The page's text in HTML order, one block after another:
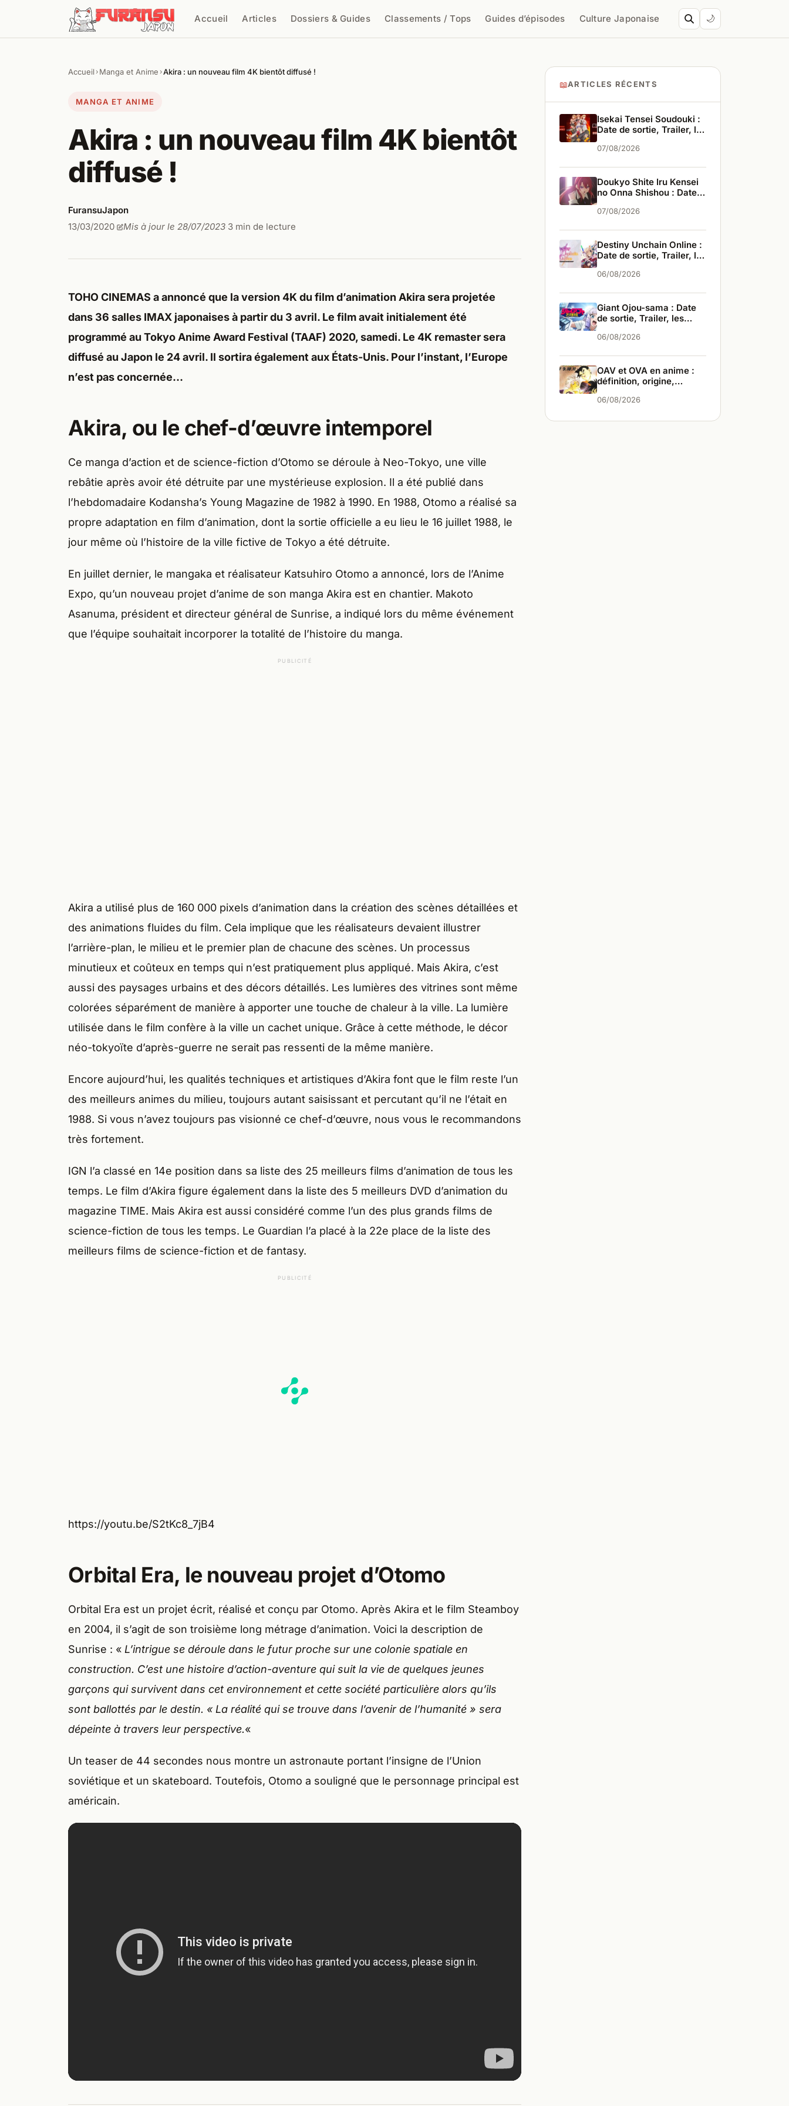
Aller au contenu
Accueil Articles Dossiers & Guides Classements / Tops Guides d’épisodes Culture Japonaise 🌙
Chercher
Accueil › Manga et Anime ›Akira : un nouveau film 4K bientôt diffusé !
MANGA ET ANIME
Akira : un nouveau film 4K bientôt
diffusé !
FuransuJapon
13/03/2020· Mis à jour le 28/07/2023·3 min de lecture
TOHO CINEMAS a annoncé que la version 4K du film d’animation Akira sera projetée
dans 36 salles IMAX japonaises à partir du 3 avril. Le film avait initialement été
programmé au Tokyo Anime Award Festival (TAAF) 2020, samedi. Le 4K remaster sera
diffusé au Japon le 24 avril. Il sortira également aux États-Unis. Pour l’instant, l’Europe
n’est pas concernée…
Akira, ou le chef-d’œuvre intemporel
Ce manga d’action et de science-fiction d’Otomo se déroule à Neo-Tokyo, une ville
rebâtie après avoir été détruite par une mystérieuse explosion. Il a été publié dans
l’hebdomadaire Kodansha’s Young Magazine de 1982 à 1990. En 1988, Otomo a réalisé sa
propre adaptation en film d’animation, dont la sortie officielle a eu lieu le 16 juillet 1988, le
jour même où l’histoire de la ville fictive de Tokyo a été détruite.
En juillet dernier, le mangaka et réalisateur Katsuhiro Otomo a annoncé, lors de l’Anime
Expo, qu’un nouveau projet d’anime de son manga Akira est en chantier. Makoto
Asanuma, président et directeur général de Sunrise, a indiqué lors du même événement
que l’équipe souhaitait incorporer la totalité de l’histoire du manga.
PUBLICITÉ
Akira a utilisé plus de 160 000 pixels d’animation dans la création des scènes détaillées et
des animations fluides du film. Cela implique que les réalisateurs devaient illustrer
l’arrière-plan, le milieu et le premier plan de chacune des scènes. Un processus
minutieux et coûteux en temps qui n’est pratiquement plus appliqué. Mais Akira, c’est
aussi des paysages urbains et des décors détaillés. Les lumières des vitrines sont même
colorées séparément de manière à apporter une touche de chaleur à la ville. La lumière
utilisée dans le film confère à la ville un cachet unique. Grâce à cette méthode, le décor
néo-tokyoïte d’après-guerre ne serait pas ressenti de la même manière.
Encore aujourd’hui, les qualités techniques et artistiques d’Akira font que le film reste l’un
des meilleurs animes du milieu, toujours autant saisissant et percutant qu’il ne l’était en
1988. Si vous n’avez toujours pas visionné ce chef-d’œuvre, nous vous le recommandons
très fortement.
IGN l’a classé en 14e position dans sa liste des 25 meilleurs films d’animation de tous les
temps. Le film d’Akira figure également dans la liste des 5 meilleurs DVD d’animation du
magazine TIME. Mais Akira est aussi considéré comme l’un des plus grands films de
science-fiction de tous les temps. Le Guardian l’a placé à la 22e place de la liste des
meilleurs films de science-fiction et de fantasy.
PUBLICITÉ
https://youtu.be/S2tKc8_7jB4
Orbital Era, le nouveau projet d’Otomo
Orbital Era est un projet écrit, réalisé et conçu par Otomo. Après Akira et le film Steamboy
en 2004, il s’agit de son troisième long métrage d’animation. Voici la description de
Sunrise : « L’intrigue se déroule dans le futur proche sur une colonie spatiale en
construction. C’est une histoire d’action-aventure qui suit la vie de quelques jeunes
garçons qui survivent dans cet environnement et cette société particulière alors qu’ils
sont ballottés par le destin. « La réalité qui se trouve dans l’avenir de l’humanité » sera
dépeinte à travers leur perspective.«
Un teaser de 44 secondes nous montre un astronaute portant l’insigne de l’Union
soviétique et un skateboard. Toutefois, Otomo a souligné que le personnage principal est
américain.
📖ARTICLES RÉCENTS
Isekai Tensei Soudouki :
Date de sortie, Trailer, les
07/08/2026
Doukyo Shite Iru Kensei
no Onna Shishou : Date
infos
07/08/2026
Destiny Unchain Online :
Date de sortie, Trailer, les
06/08/2026
Giant Ojou-sama : Date
de sortie, Trailer, les
06/08/2026
OAV et OVA en anime :
définition, origine,
06/08/2026